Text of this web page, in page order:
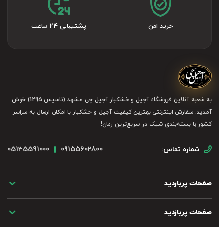
خرید امن پشتیبانی ۲۴ ساعت
به شعبه آنلاین فروشگاه آجیل و خشکبار آجیل چی مشهد (تاسیس 1295) خوش
آمدید. سفارش اینترنتی بهترین کیفیت آجیل و خشکبار با امکان ارسال به سراسر
کشور با بسته‌بندی شیک در سریع‌ترین زمان!
شماره تماس: 09155602800
05135591000
صفحات پربازدید
صفحات پربازدید